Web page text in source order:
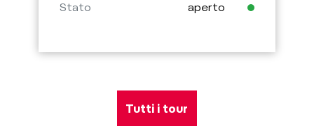
Stato aperto
Tutti i tour